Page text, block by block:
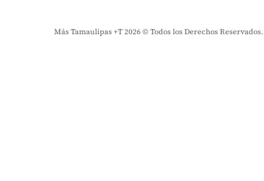
Más Tamaulipas +T 2026 © Todos los Derechos